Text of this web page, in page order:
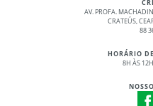
AV. PROFA.
CRATEÚS,
88
HORÁRIO
8H ÀS